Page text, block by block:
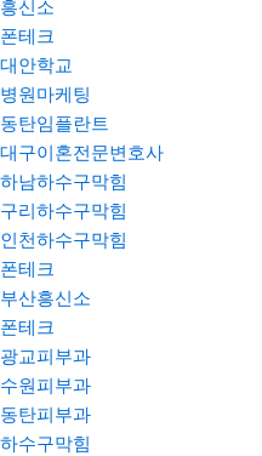
흥신소
폰테크
대안학교
병원마케팅
동탄임플란트
대구이혼전문변호사
하남하수구막힘
구리하수구막힘
인천하수구막힘
폰테크
부산흥신소
폰테크
광교피부과
수원피부과
동탄피부과
하수구막힘